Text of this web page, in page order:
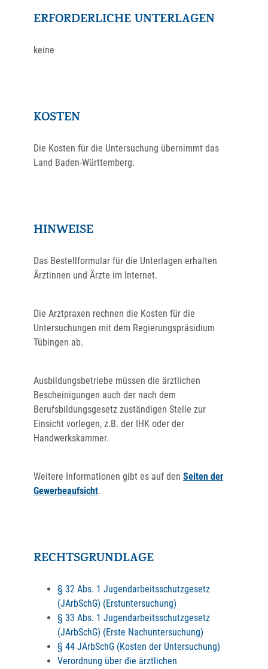
ERFORDERLICHE UNTERLAGEN
keine
KOSTEN
Die Kosten für die Untersuchung übernimmt das
Land Baden-Württemberg.
HINWEISE
Das Bestellformular für die Unterlagen erhalten
Ärztinnen und Ärzte im Internet.
Die Arztpraxen rechnen die Kosten für die
Untersuchungen mit dem Regierungspräsidium
Tübingen ab.
Ausbildungsbetriebe müssen die ärztlichen
Bescheinigungen auch der nach dem
Berufsbildungsgesetz zuständigen Stelle zur
Einsicht vorlegen, z.B. der IHK oder der
Handwerkskammer.
Weitere Informationen gibt es auf den Seiten der
Gewerbeaufsicht.
RECHTSGRUNDLAGE
§ 32 Abs. 1 Jugendarbeitsschutzgesetz
(JArbSchG) (Erstuntersuchung)
§ 33 Abs. 1 Jugendarbeitsschutzgesetz
(JArbSchG) (Erste Nachuntersuchung)
§ 44 JArbSchG (Kosten der Untersuchung)
Verordnung über die ärztlichen